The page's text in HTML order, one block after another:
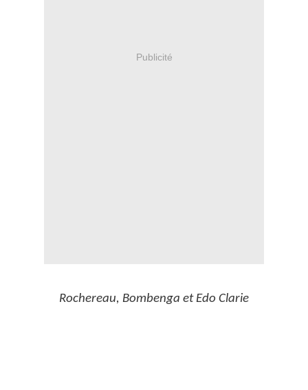
Publicité
Rochereau, Bombenga et Edo Clarie